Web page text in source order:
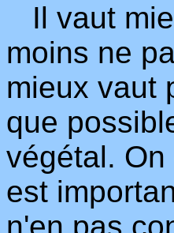
Il vaut
moins ne
mieux vaut
que
végétal.
est